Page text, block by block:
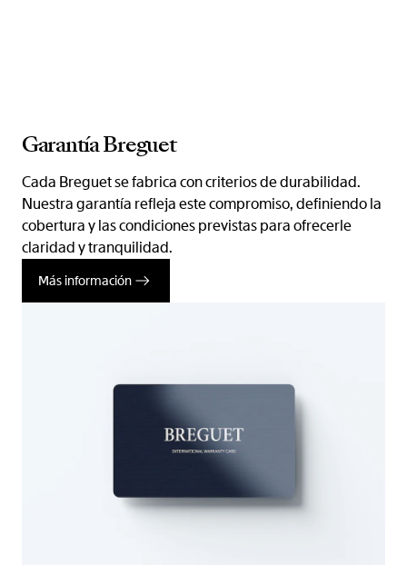
Garantía Breguet
Cada Breguet se fabrica con criterios de durabilidad.
Nuestra garantía refleja este compromiso, definiendo la
cobertura y las condiciones previstas para ofrecerle
claridad y tranquilidad.
Más información